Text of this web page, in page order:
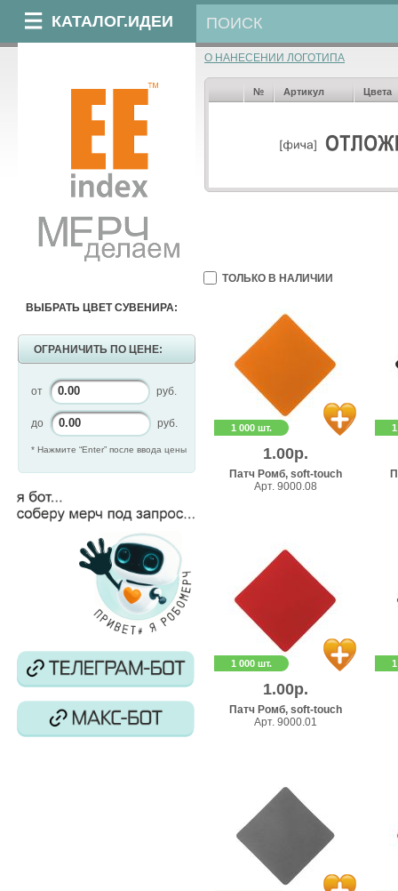
КАТАЛОГ.ИДЕИ
ВЫБРАТЬ ЦВЕТ СУВЕНИРА:
ОГРАНИЧИТЬ ПО ЦЕНЕ:
от руб.
до руб.
* Нажмите “Enter” после ввода цены
О НАНЕСЕНИИ ЛОГОТИПА
№ Артикул Цвета
ТОЛЬКО В НАЛИЧИИ
1 000 шт.
1.00р.
Патч Ромб, soft-touch
Арт. 9000.08
1 000 шт.
1.00р.
Патч Ромб, soft-touch
Арт. 9000.01